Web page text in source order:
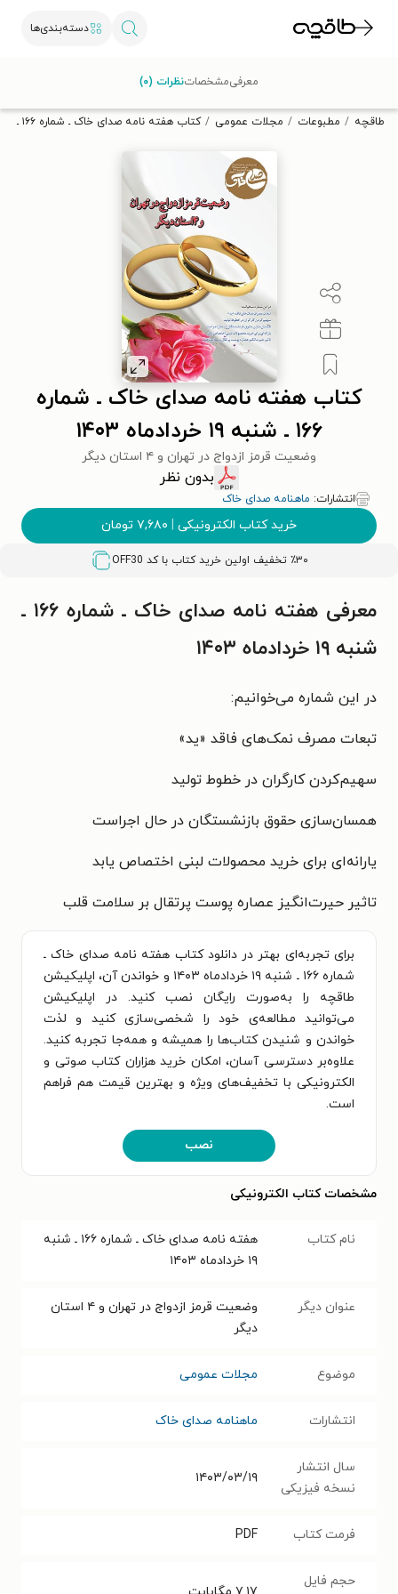
دسته‌بندی‌ها
تخفیف از طاقچه دریافت کن.
طاقچه مطبوعات مجلات عمومی کتاب هفته نامه صدای خاک ـ شماره ۱۶۶ ـ شنبه ۱۹ خردادماه ۱۴۰۳
کتاب هفته نامه صدای خاک ـ شماره
۱۶۶ ـ شنبه ۱۹ خردادماه ۱۴۰۳
وضعیت قرمز ازدواج در تهران و ۴ استان دیگر
بدون نظر
انتشارات: ماهنامه صدای خاک
خرید کتاب الکترونیکی | ۷,۶۸۰ تومان
٪۳۰ تخفیف اولین خرید کتاب با کد OFF30
معرفیمشخصاتنظرات (۰)
معرفی هفته نامه صدای خاک ـ شماره ۱۶۶ ـ
شنبه ۱۹ خردادماه ۱۴۰۳
در این شماره می‌خوانیم:
تبعات مصرف نمک‌های فاقد «ید»
سهیم‌کردن کارگران در خطوط تولید
همسان‌سازی حقوق بازنشستگان در حال اجراست
یارانه‌ای برای خرید محصولات لبنی اختصاص یابد
تاثیر حیرت‌انگیز عصاره پوست پرتقال بر سلامت قلب
برای تجربه‌ای بهتر در دانلود کتاب هفته نامه صدای خاک ـ
شماره ۱۶۶ ـ شنبه ۱۹ خردادماه ۱۴۰۳ و خواندن آن، اپلیکیشن
طاقچه را به‌صورت رایگان نصب کنید. در اپلیکیشن
می‌توانید مطالعه‌ی خود را شخصی‌سازی کنید و لذت
خواندن و شنیدن کتاب‌ها را همیشه و همه‌جا تجربه کنید.
علاوه‌بر دسترسی آسان، امکان خرید هزاران کتاب صوتی و
الکترونیکی با تخفیف‌های ویژه و بهترین قیمت هم فراهم
است.
نصب
مشخصات کتاب الکترونیکی
نام کتاب
هفته نامه صدای خاک ـ شماره ۱۶۶ ـ شنبه
۱۹ خردادماه ۱۴۰۳
عنوان دیگر
وضعیت قرمز ازدواج در تهران و ۴ استان
دیگر
موضوع مجلات عمومی
انتشارات ماهنامه صدای خاک
سال انتشار
نسخه فیزیکی
۱۴۰۳/۰۳/۱۹
فرمت کتاب PDF
حجم فایل